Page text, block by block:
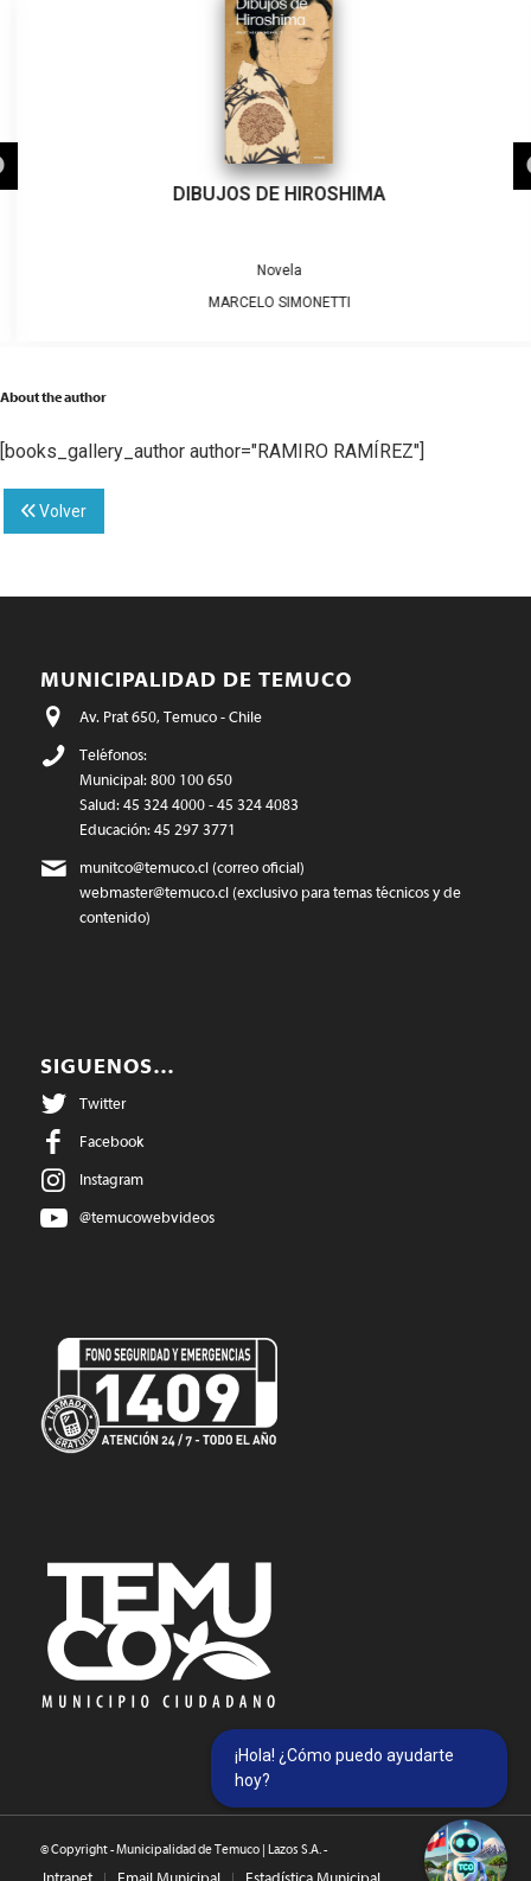
DIBUJOS DE HIROSHIMA
Novela
MARCELO SIMONETTI
About the author
[books_gallery_author author="RAMIRO RAMÍREZ"]
Volver
MUNICIPALIDAD DE TEMUCO
Av. Prat 650, Temuco - Chile
Teléfonos:
Municipal: 800 100 650
Salud: 45 324 4000 - 45 324 4083
Educación: 45 297 3771
munitco@temuco.cl(correo oficial)
webmaster@temuco.cl(exclusivo para temas técnicos y de
contenido)
SIGUENOS…
Twitter
Facebook
Instagram
@temucowebvideos
© Copyright - Municipalidad de Temuco | Lazos S.A. -
¡Hola! ¿Cómo puedo ayudarte
hoy?